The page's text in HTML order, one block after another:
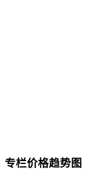
专栏价格趋势图